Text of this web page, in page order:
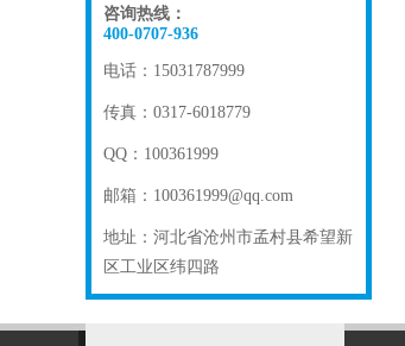
咨询热线：
400-0707-936
电话：15031787999
传真：0317-6018779
QQ：100361999
邮箱：100361999@qq.com
地址：河北省沧州市孟村县希望新
区工业区纬四路